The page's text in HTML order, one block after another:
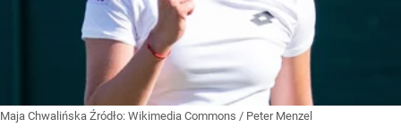
Maja Chwalińska Źródło: Wikimedia Commons / Peter Menzel